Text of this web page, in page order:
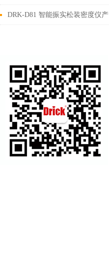
温)设备介绍
DRK-D81 智能振实松装密度仪产